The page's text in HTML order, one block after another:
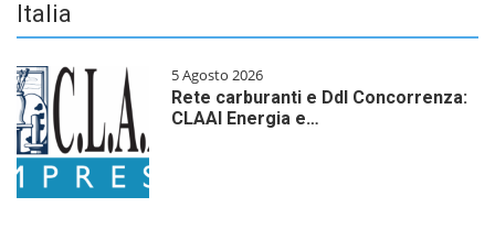
Italia
5 Agosto 2026
Rete carburanti e Ddl Concorrenza:
CLAAI Energia e…